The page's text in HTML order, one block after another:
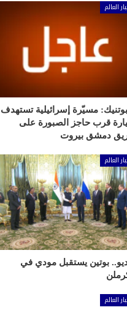
العالم
مسيّرة إسرائيلية تستهدف
قرب حاجز الصبورة على
دمشق بيروت
العالم
بوتين يستقبل مودي في
العالم